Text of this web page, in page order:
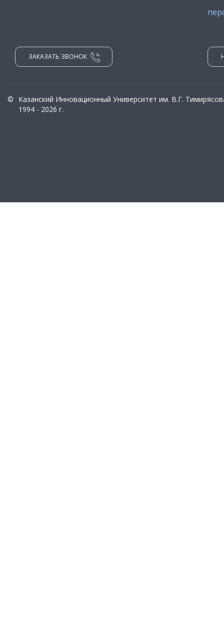
ЗАКАЗАТЬ ЗВОНОК
©
Казанский Инновационный Университет им. В.Г.
1994 - 2026 г.